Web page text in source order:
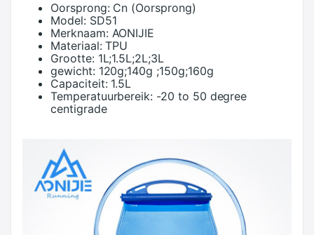
Oorsprong: Cn (Oorsprong)
Model: SD51
Merknaam: AONIJIE
Materiaal: TPU
Grootte: 1L;1.5L;2L;3L
gewicht: 120g;140g ;150g;160g
Capaciteit: 1.5L
Temperatuurbereik: -20 to 50 degree
centigrade